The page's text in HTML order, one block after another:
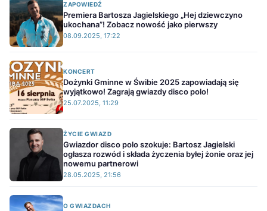
ZAPOWIEDŹ
Premiera Bartosza Jagielskiego „Hej dziewczyno
ukochana”! Zobacz nowość jako pierwszy
08.09.2025, 17:22
KONCERT
Dożynki Gminne w Świbie 2025 zapowiadają się
wyjątkowo! Zagrają gwiazdy disco polo!
25.07.2025, 11:29
ŻYCIE GWIAZD
Gwiazdor disco polo szokuje: Bartosz Jagielski
ogłasza rozwód i składa życzenia byłej żonie oraz jej
nowemu partnerowi
28.05.2025, 21:56
O GWIAZDACH